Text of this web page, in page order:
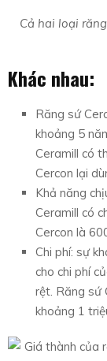
Cả hai loại
Khác nhau:
Răng sứ
khoảng 5
Ceramill có
Cercon lại
Khả năng
Ceramill có
Cercon là
Chi phí: sự
cho chi phí
rệt. Răng sứ
khoảng 1